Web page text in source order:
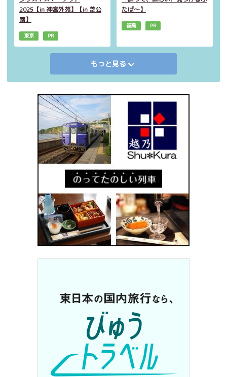
2025【in 神宮外苑】【in 芝公
園】
東京 PR
たば～】
福島 PR
もっと見る